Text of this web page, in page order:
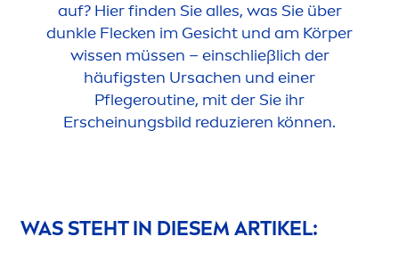
auf? Hier finden Sie alles, was Sie über
dunkle Flecken im Gesicht und am Körper
wissen müssen – einschließlich der
häufigsten Ursachen und einer
Pflegeroutine, mit der Sie ihr
Erscheinungsbild reduzieren können.
WAS STEHT IN DIESEM ARTIKEL: